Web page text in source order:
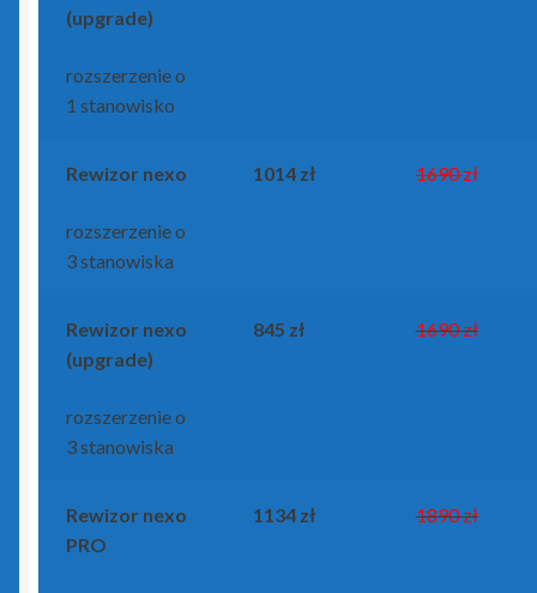
(upgrade)
rozszerzenie o
1 stanowisko
Rewizor nexo
rozszerzenie o
3 stanowiska
1014 zł 1690zł
Rewizor nexo
(upgrade)
rozszerzenie o
3 stanowiska
845 zł 1690 zł
Rewizor nexo
PRO
1134 zł 1890 zł